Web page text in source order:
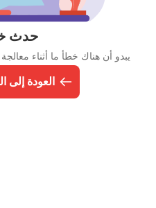
حدث
يبدو أن هناك خطأ ما أثناء
العودة إلى